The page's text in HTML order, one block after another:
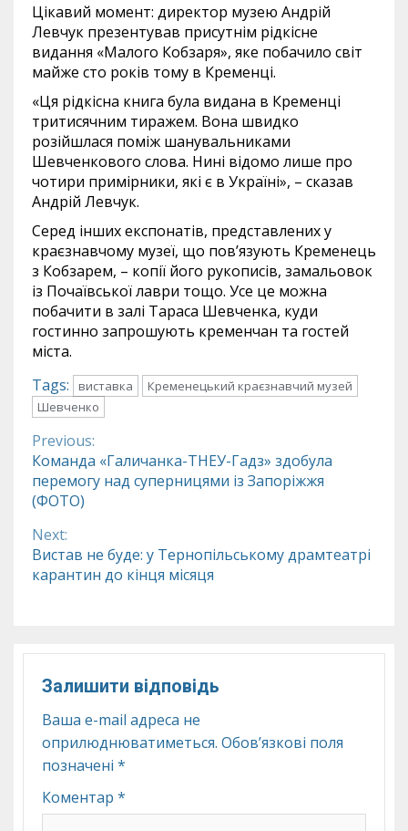
Цікавий момент: директор музею Андрій
Левчук презентував присутнім рідкісне
видання «Малого Кобзаря», яке побачило світ
майже сто років тому в Кременці.
«Ця рідкісна книга була видана в Кременці
тритисячним тиражем. Вона швидко
розійшлася поміж шанувальниками
Шевченкового слова. Нині відомо лише про
чотири примірники, які є в Україні», – сказав
Андрій Левчук.
Серед інших експонатів, представлених у
краєзнавчому музеї, що пов’язують Кременець
з Кобзарем, – копії його рукописів, замальовок
із Почаївської лаври тощо. Усе це можна
побачити в залі Тараса Шевченка, куди
гостинно запрошують кременчан та гостей
міста.
Tags:
виставка
Кременецький краєзнавчий музей
Шевченко
Continue
Reading
Previous:
Команда «Галичанка-ТНЕУ-Гадз» здобула
перемогу над суперницями із Запоріжжя
(ФОТО)
Next:
Вистав не буде: у Тернопільському драмтеатрі
карантин до кінця місяця
Залишити відповідь
Ваша e-mail адреса не
оприлюднюватиметься. Обов’язкові поля
позначені *
Коментар *